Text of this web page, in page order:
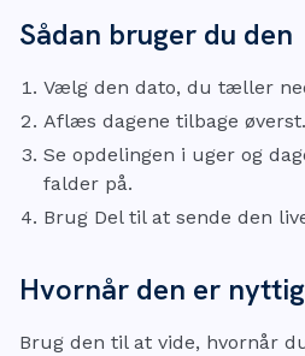
Sådan bruger du den
Vælg den dato, du tæller
Aflæs dagene tilbage øverst.
Se opdelingen i uger og
falder på.
Brug Del til at sende den
Hvornår den er nyttig
Brug den til at vide, hvornår